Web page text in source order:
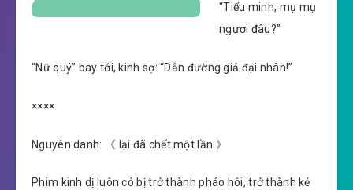
“Tiểu minh, mụ mụ
ngươi đâu?”
“Nữ quỷ” bay tới, kinh sợ: “Dẫn đường giả đại nhân!”
××××
Nguyên danh: 《 lại đã chết một lần 》
Phim kinh dị luôn có bị trở thành pháo hôi, trở thành kẻ